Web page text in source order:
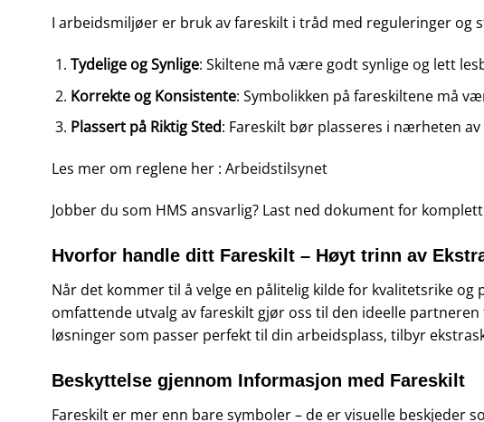
I arbeidsmiljøer er bruk av fareskilt i tråd med reguleringer og
Tydelige og Synlige: Skiltene må være godt synlige og lett
Korrekte og Konsistente: Symbolikken på fareskiltene må
Plassert på Riktig Sted: Fareskilt bør plasseres i nærheten
Les mer om reglene her : Arbeidstilsynet
Jobber du som HMS ansvarlig? Last ned dokument for
Hvorfor handle ditt Fareskilt – Høyt trinn av
Når det kommer til å velge en pålitelig kilde for kvalitetsrike
omfattende utvalg av fareskilt gjør oss til den ideelle
løsninger som passer perfekt til din arbeidsplass, tilbyr
Beskyttelse gjennom Informasjon med Fareskilt
Fareskilt er mer enn bare symboler – de er visuelle beskjeder